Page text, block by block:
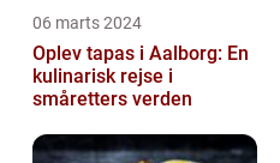
06 marts 2024
Oplev tapas i Aalborg: En
kulinarisk rejse i
småretters verden